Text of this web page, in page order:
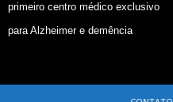
primeiro centro médico exclusivo
para Alzheimer e demência